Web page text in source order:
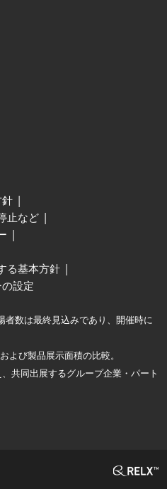
止など
る基本方針
設定
者数は最終見込みであり、開催時に
び製品展示面積の比較。
共同出展するグループ企業・パート